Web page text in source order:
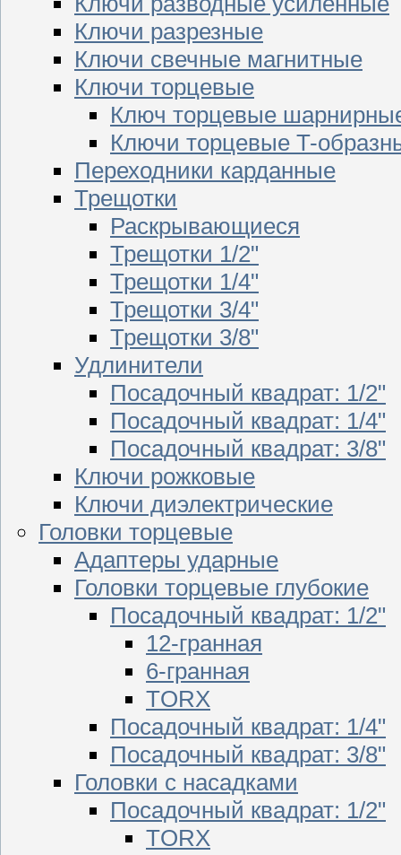
Ключи разрезные
Ключи свечные магнитные
Ключи торцевые
Ключ торцевые
Ключи торцевые T-
Переходники карданные
Трещотки
Раскрывающиеся
Трещотки 1/2"
Трещотки 1/4"
Трещотки 3/4"
Трещотки 3/8"
Удлинители
Посадочный квадрат: 1/2"
Посадочный квадрат: 1/4"
Посадочный квадрат: 3/8"
Ключи рожковые
Ключи диэлектрические
Головки торцевые
Адаптеры ударные
Головки торцевые глубокие
Посадочный квадрат: 1/2"
12-гранная
6-гранная
TORX
Посадочный квадрат: 1/4"
Посадочный квадрат: 3/8"
Головки с насадками
Посадочный квадрат: 1/2"
TORX